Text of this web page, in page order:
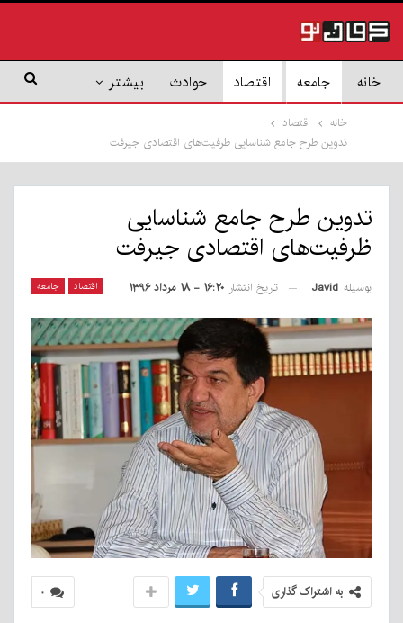
خانه جامعه اقتصاد حوادث بیشتر
خانه
اقتصاد
تدوین طرح جامع شناسایی ظرفیت‌های اقتصادی جیرفت
تدوین طرح جامع شناسایی
ظرفیت‌های اقتصادی جیرفت
اقتصاد جامعه بوسیله Javid تاریخ انتشار ۱۶:۲۰ - ۱۸ مرداد ۱۳۹۶
۰ به اشتراک گذاری